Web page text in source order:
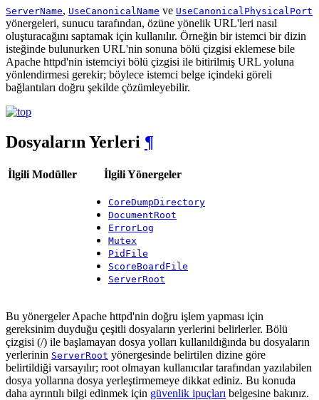
ServerName, UseCanonicalName ve UseCanonicalPhysicalPort
yönergeleri, sunucu tarafından, özüne yönelik URL'leri nasıl
oluşturacağını saptamak için kullanılır. Örneğin bir istemci bir dizin
isteğinde bulunurken URL'nin sonuna bölü çizgisi eklemese bile
Apache httpd'nin istemciyi bölü çizgisi ile bitirilmiş URL yoluna
yönlendirmesi gerekir; böylece istemci belge içindeki göreli
bağlantıları doğru şekilde çözümleyebilir.
Dosyaların Yerleri ¶
İlgili Modüller İlgili Yönergeler
CoreDumpDirectory
DocumentRoot
ErrorLog
Mutex
PidFile
ScoreBoardFile
ServerRoot
Bu yönergeler Apache httpd'nin doğru işlem yapması için
gereksinim duyduğu çeşitli dosyaların yerlerini belirlerler. Bölü
çizgisi (/) ile başlamayan dosya yolları kullanıldığında bu dosyaların
yerlerinin ServerRoot yönergesinde belirtilen dizine göre
belirtildiği varsayılır; root olmayan kullanıcılar tarafından yazılabilen
dosya yollarına dosya yerleştirmemeye dikkat ediniz. Bu konuda
daha ayrıntılı bilgi edinmek için güvenlik ipuçları belgesine bakınız.